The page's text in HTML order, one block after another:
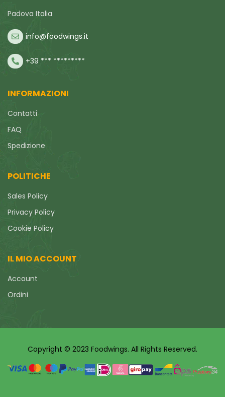
Padova Italia
info@foodwings.it
+39 *** *********
INFORMAZIONI
Contatti
FAQ
Spedizione
POLITICHE
Sales Policy
Privacy Policy
Cookie Policy
IL MIO ACCOUNT
Account
Ordini
Copyright © 2023 Foodwings. All Rights Reserved.